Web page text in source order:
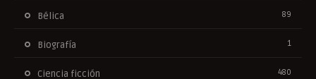
Bélica 89
Biografía 1
Ciencia ficción 480